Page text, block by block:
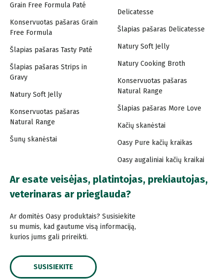
Grain Free Formula Paté
Konservuotas pašaras Grain
Free Formula
Šlapias pašaras Tasty Paté
Šlapias pašaras Strips in
Gravy
Natury Soft Jelly
Konservuotas pašaras
Natural Range
Šunų skanėstai
Delicatesse
Šlapias pašaras Delicatesse
Natury Soft Jelly
Natury Cooking Broth
Konservuotas pašaras
Natural Range
Šlapias pašaras More Love
Kačių skanėstai
Oasy Pure kačių kraikas
Oasy augaliniai kačių kraikai
Ar esate veisėjas, platintojas, prekiautojas,
veterinaras ar prieglauda?
Ar domitės Oasy produktais? Susisiekite
su mumis, kad gautume visą informaciją,
kurios jums gali prireikti.
SUSISIEKITE